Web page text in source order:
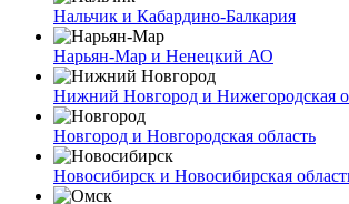
Нальчик и Кабардино-Балкария
Нарьян-Мар и Ненецкий АО
Нижний Новгород и Нижегородская
Новгород и Новгородская область
Новосибирск и Новосибирская